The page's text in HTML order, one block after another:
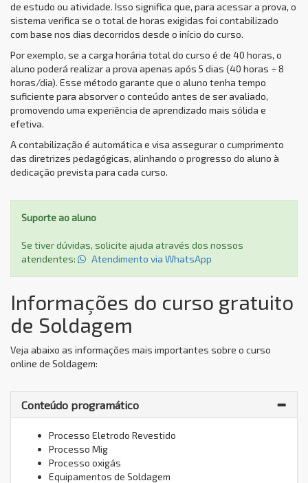
de estudo ou atividade. Isso significa que, para acessar a prova, o
sistema verifica se o total de horas exigidas foi contabilizado
com base nos dias decorridos desde o início do curso.
Por exemplo, se a carga horária total do curso é de 40 horas, o
aluno poderá realizar a prova apenas após 5 dias (40 horas ÷ 8
horas/dia). Esse método garante que o aluno tenha tempo
suficiente para absorver o conteúdo antes de ser avaliado,
promovendo uma experiência de aprendizado mais sólida e
efetiva.
A contabilização é automática e visa assegurar o cumprimento
das diretrizes pedagógicas, alinhando o progresso do aluno à
dedicação prevista para cada curso.
Suporte ao aluno
Se tiver dúvidas, solicite ajuda através dos nossos
atendentes:
Atendimento via WhatsApp
Informações do curso gratuito
de Soldagem
Veja abaixo as informações mais importantes sobre o curso
online de Soldagem:
Conteúdo programático
Processo Eletrodo Revestido
Processo Mig
Processo oxigás
Equipamentos de Soldagem